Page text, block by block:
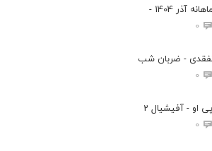
آذر 1404 -
0
- ضربان شب
0
او - آفیشیال 2
0